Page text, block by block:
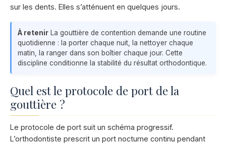
sur les dents. Elles s’atténuent en quelques jours.
À retenirLa gouttière de contention demande une routine
quotidienne : la porter chaque nuit, la nettoyer chaque
matin, la ranger dans son boîtier chaque jour. Cette
discipline conditionne la stabilité du résultat orthodontique.
Quel est le protocole de port de la
gouttière ?
Le protocole de port suit un schéma progressif.
L’orthodontiste prescrit un port nocturne continu pendant